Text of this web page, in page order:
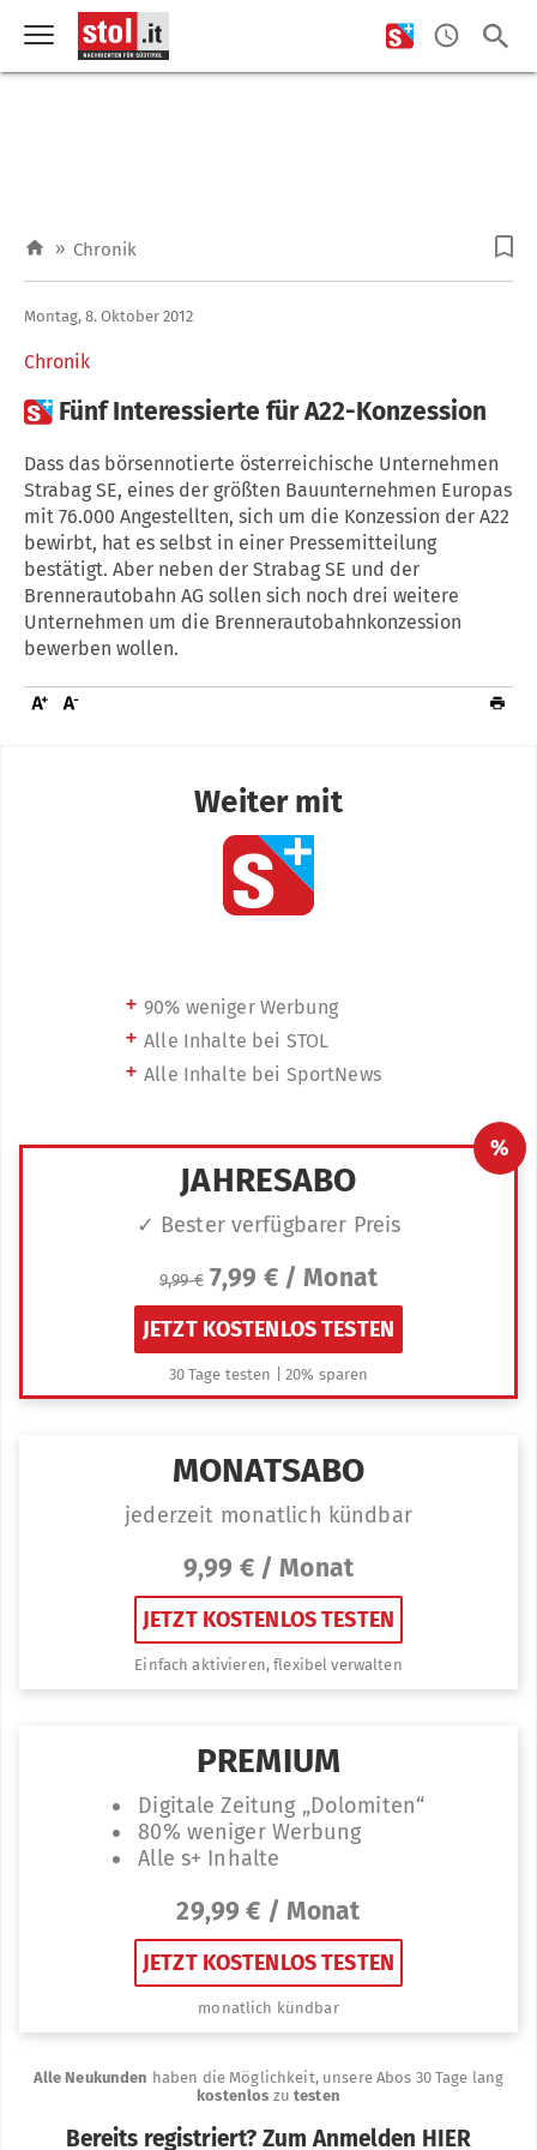
» Chronik
Chronik
Montag, 8. Oktober 2012
 Fünf Interessierte für A22-Konzession
Dass das börsennotierte österreichische Unternehmen
Strabag SE, eines der größten Bauunternehmen Europas
mit 76.000 Angestellten, sich um die Konzession der A22
bewirbt, hat es selbst in einer Pressemitteilung
bestätigt. Aber neben der Strabag SE und der
Brennerautobahn AG sollen sich noch drei weitere
Unternehmen um die Brennerautobahnkonzession
bewerben wollen.